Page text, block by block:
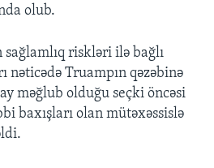
olub.
riskləri ilə bağlı
nəticədə Truampın qəzəbinə
məğlub olduğu seçki öncəsi
baxışları olan mütəxəssislə